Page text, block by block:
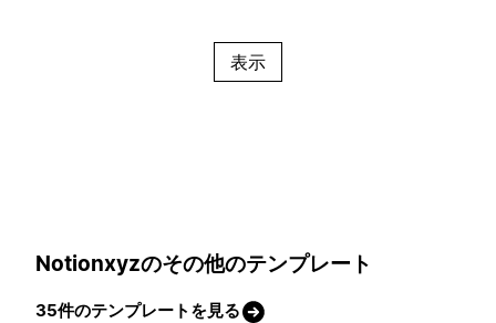
表示
Notionxyzのその他のテンプレート
35件のテンプレートを見る